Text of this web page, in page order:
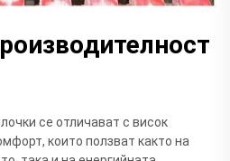
се отличават с висок
които ползват както на